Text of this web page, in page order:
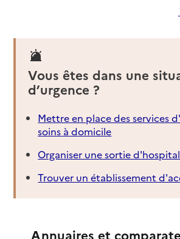
Vous êtes dans une
d’urgence ?
Mettre en place des services
soins à domicile
Organiser une sortie
Trouver un établissement
Annuaires et